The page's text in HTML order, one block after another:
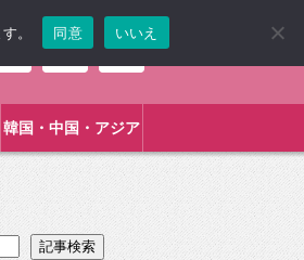
韓国・中国・アジア
。 同意 いいえ